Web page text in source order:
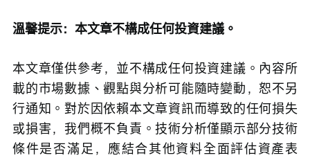
溫馨提示：本文章不構成任何投資建議。
本文章僅供參考，並不構成任何投資建議。內容所
載的市場數據、觀點與分析可能隨時變動，恕不另
行通知。對於因依賴本文章資訊而導致的任何損失
或損害，我們概不負責。技術分析僅顯示部分技術
條件是否滿足，應結合其他資料全面評估資產表